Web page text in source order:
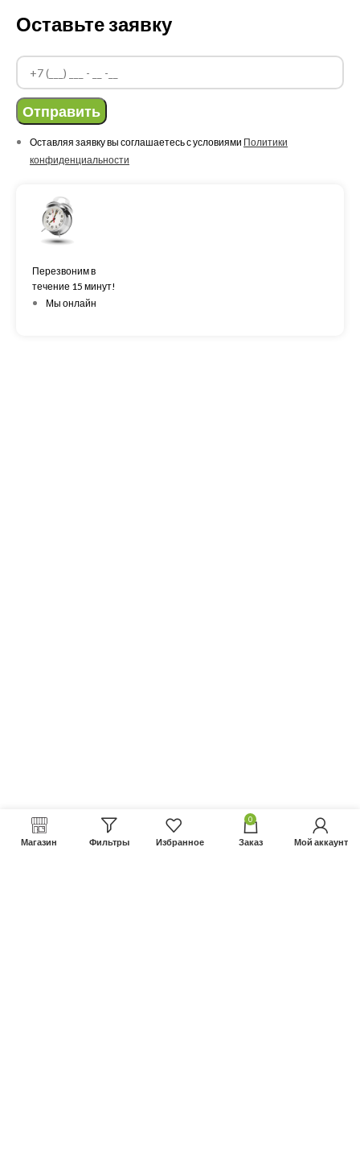
Магазин Фильтры Избранное
0
Заказ Мой аккаунт
Оставьте заявку
Отправить
Оставляя заявку вы соглашаетесь с условиями Политики
конфиденциальности
Перезвоним в
течение 15 минут!
Мы онлайн